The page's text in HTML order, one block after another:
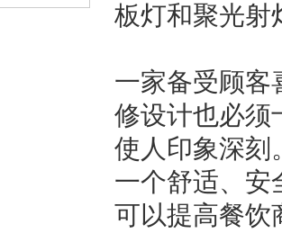
板灯和聚光射
一家备受顾客
修设计也必须
使人印象深刻
一个舒适、安
可以提高餐饮